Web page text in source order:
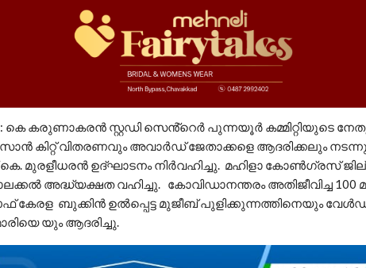
കെ കരുണാകരൻ സ്റ്റഡി സെൻ്റെർ പുന്നയൂർ കമ്മിറ്റിയുടെ
കിറ്റ് വിതരണവും അവാർഡ് ജേതാക്കളെ ആദരിക്കലും
മുരളീധരൻ ഉദ്ഘാടനം നിർവഹിച്ചു. മഹിളാ കോൺഗ്രസ്
അദ്ധ്യക്ഷത വഹിച്ചു. കോവിഡാനന്തരം അതിജീവിച്ച 100
കേരള ബുക്കിൻ ഉൽപ്പെട്ട മുജീബ് പുളിക്കുന്നത്തിനെയും
യും ആദരിച്ചു.